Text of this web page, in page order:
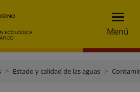
Menú
Estado y calidad de las aguas